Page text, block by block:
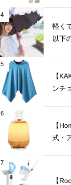
4
軽く
以下
5
【
ンチョ
6
【
式・
7
【